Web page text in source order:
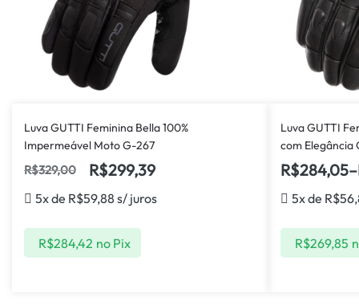
Luva GUTTI Feminina Bella 100%
Impermeável Moto G-267
R$329,00 R$299,39
5x de R$59,88 s/ juros
R$284,42 no Pix
Luva GUTTI
com Elegância
R$284,05–
5x de R$
R$269,85